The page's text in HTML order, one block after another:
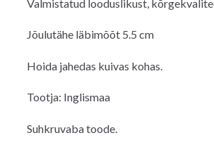
Valmistatud looduslikust,
Jõulutähe läbimõõt 5.5 cm
Hoida jahedas kuivas kohas.
Tootja: Inglismaa
Suhkruvaba toode.